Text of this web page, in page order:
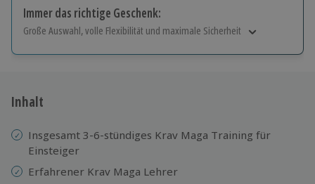
Immer das richtige Geschenk:
Große Auswahl, volle Flexibilität und maximale Sicherheit
Jeder Gutschein für alle Erlebnisse einlösbar.
Inhalt
Insgesamt 3-6-stündiges Krav Maga Training für
Einsteiger
Erfahrener Krav Maga Lehrer